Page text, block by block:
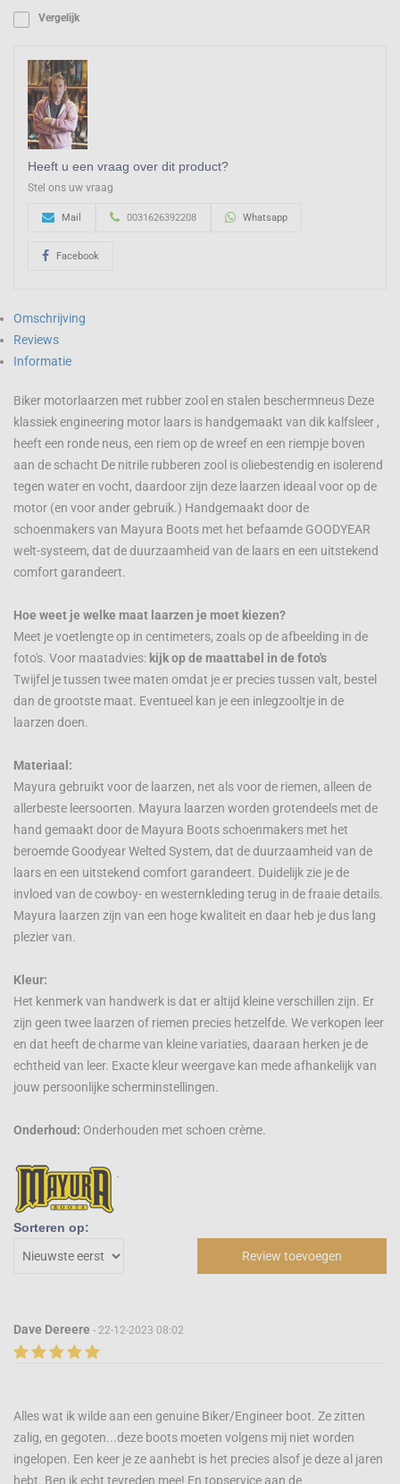
Vergelijk
Heeft u een vraag over dit product?
Stel ons uw vraag
Mail 0031626392208 Whatsapp
Facebook
Omschrijving
Reviews
Informatie
Biker motorlaarzen met rubber zool en stalen beschermneus Deze
klassiek engineering motor laars is handgemaakt van dik kalfsleer ,
heeft een ronde neus, een riem op de wreef en een riempje boven
aan de schacht De nitrile rubberen zool is oliebestendig en isolerend
tegen water en vocht, daardoor zijn deze laarzen ideaal voor op de
motor (en voor ander gebruik.) Handgemaakt door de
schoenmakers van Mayura Boots met het befaamde GOODYEAR
welt-systeem, dat de duurzaamheid van de laars en een uitstekend
comfort garandeert.
Hoe weet je welke maat laarzen je moet kiezen?
Meet je voetlengte op in centimeters, zoals op de afbeelding in de
foto's. Voor maatadvies: kijk op de maattabel in de foto's
Twijfel je tussen twee maten omdat je er precies tussen valt, bestel
dan de grootste maat. Eventueel kan je een inlegzooltje in de
laarzen doen.
Materiaal:
Mayura gebruikt voor de laarzen, net als voor de riemen, alleen de
allerbeste leersoorten. Mayura laarzen worden grotendeels met de
hand gemaakt door de Mayura Boots schoenmakers met het
beroemde Goodyear Welted System, dat de duurzaamheid van de
laars en een uitstekend comfort garandeert. Duidelijk zie je de
invloed van de cowboy- en westernkleding terug in de fraaie details.
Mayura laarzen zijn van een hoge kwaliteit en daar heb je dus lang
plezier van.
Kleur:
Het kenmerk van handwerk is dat er altijd kleine verschillen zijn. Er
zijn geen twee laarzen of riemen precies hetzelfde. We verkopen leer
en dat heeft de charme van kleine variaties, daaraan herken je de
echtheid van leer. Exacte kleur weergave kan mede afhankelijk van
jouw persoonlijke scherminstellingen.
Onderhoud: Onderhouden met schoen crème.
.
Sorteren op:
Review toevoegen
Dave Dereere - 22-12-2023 08:02
Alles wat ik wilde aan een genuine Biker/Engineer boot. Ze zitten
zalig, en gegoten...deze boots moeten volgens mij niet worden
ingelopen. Een keer je ze aanhebt is het precies alsof je deze al jaren
hebt. Ben ik echt tevreden mee! En topservice aan de